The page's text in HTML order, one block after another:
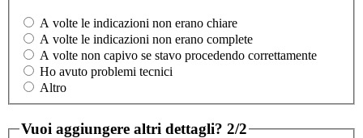
A volte le indicazioni non erano chiare
A volte le indicazioni non erano complete
A volte non capivo se stavo procedendo correttamente
Ho avuto problemi tecnici
Altro
Vuoi aggiungere altri dettagli? 2/2